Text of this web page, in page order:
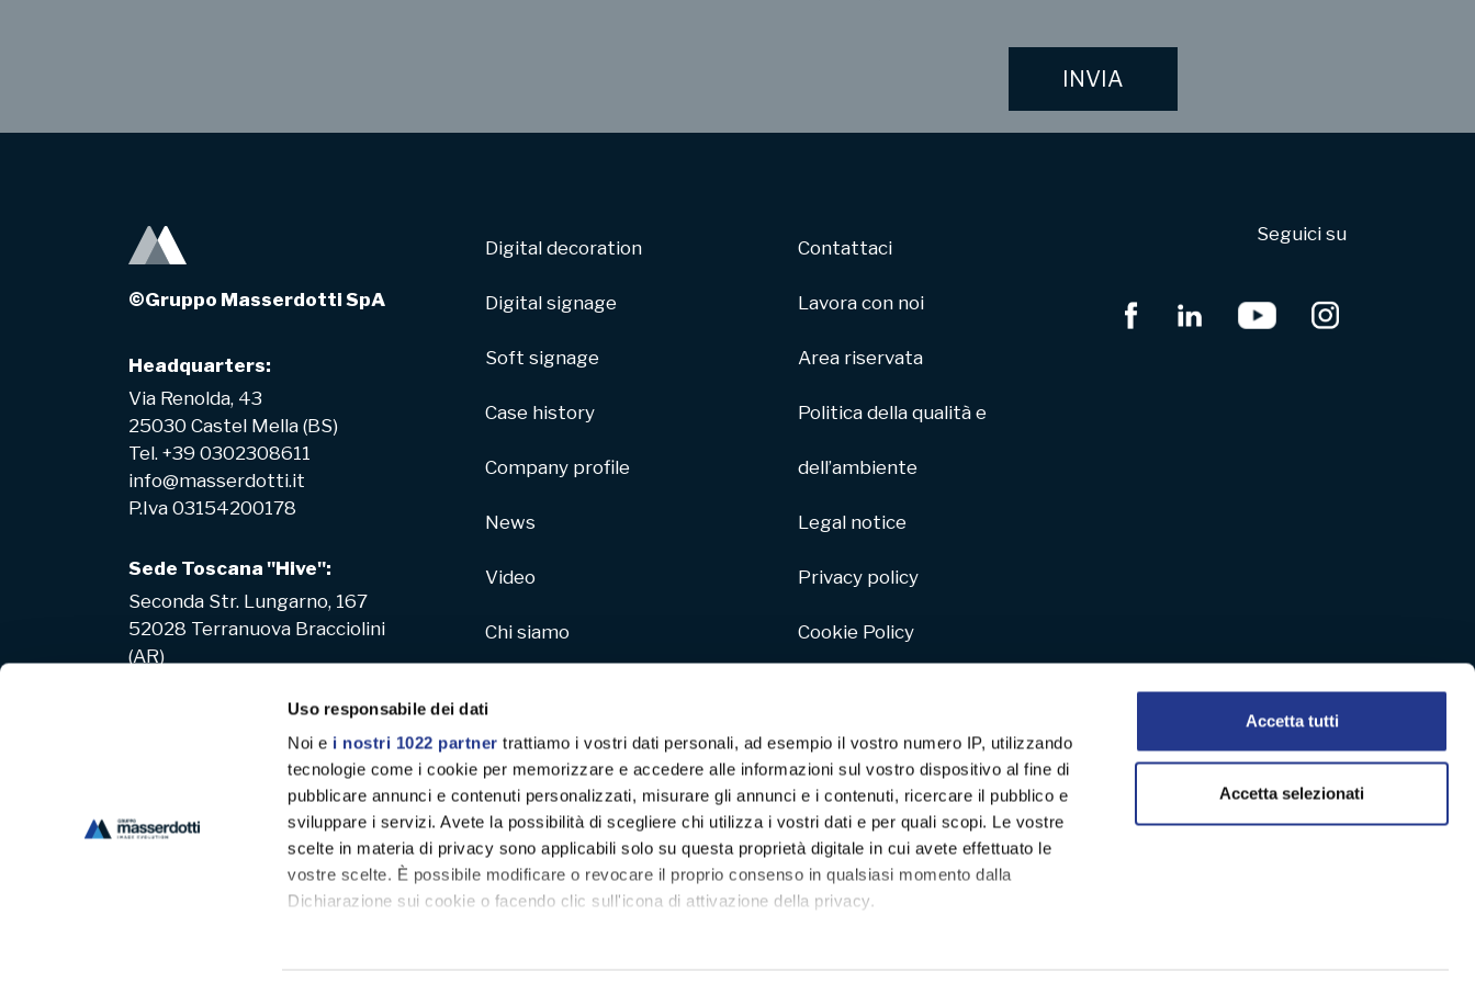
Uso responsabile dei dati
Noi e i nostri 1022 partner trattiamo i vostri dati personali, ad esempio il vostro numero IP, utilizzando
tecnologie come i cookie per memorizzare e accedere alle informazioni sul vostro dispositivo al fine di
pubblicare annunci e contenuti personalizzati, misurare gli annunci e i contenuti, ricercare il pubblico e
sviluppare i servizi. Avete la possibilità di scegliere chi utilizza i vostri dati e per quali scopi. Le vostre
scelte in materia di privacy sono applicabili solo su questa proprietà digitale in cui avete effettuato le
vostre scelte. È possibile modificare o revocare il proprio consenso in qualsiasi momento dalla
Dichiarazione sui cookie o facendo clic sull'icona di attivazione della privacy.
Accetta tutti
Accetta selezionati
©Gruppo Masserdotti SpA
Headquarters:
Via Renolda, 43
25030 Castel Mella (BS)
Tel. +39 0302308611
info@masserdotti.it
P.Iva 03154200178
Sede Toscana "Hive":
Seconda Str. Lungarno, 167
52028 Terranuova Bracciolini
(AR)
Digital decoration
Digital signage
Soft signage
Case history
Company profile
News
Video
Chi siamo
Hive
Carta da parati
Progetto sostenibile
Contattaci
Lavora con noi
Area riservata
Politica della qualità e
dell’ambiente
Legal notice
Privacy policy
Cookie Policy
Seguici su